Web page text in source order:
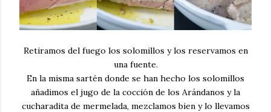
Retiramos del fuego los solomillos y los reservamos en
una fuente.
En la misma sartén donde se han hecho los solomillos
añadimos el jugo de la cocción de los Arándanos y la
cucharadita de mermelada, mezclamos bien y lo llevamos